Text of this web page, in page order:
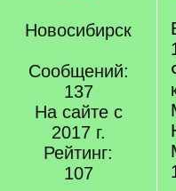
Новосибирск
Сообщений:
137
На сайте с
2017 г.
Рейтинг:
107